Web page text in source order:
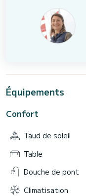
Équipements
Confort
Taud de soleil
Table
Douche de pont
Climatisation